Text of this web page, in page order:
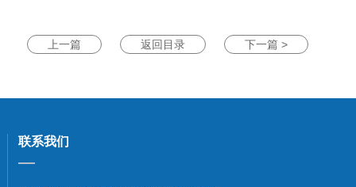
上一篇 返回目录 下一篇 >
联系我们